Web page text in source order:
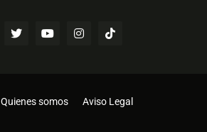
Quienes somos Aviso Legal